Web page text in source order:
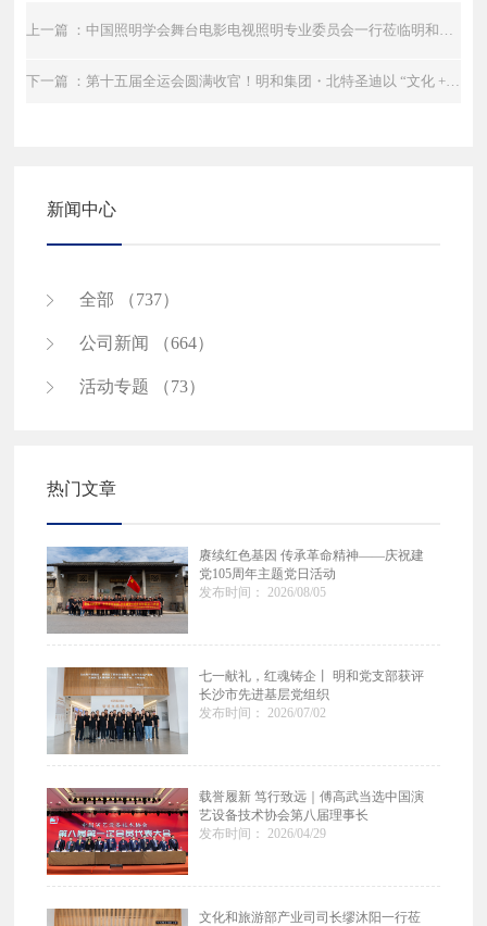
下一篇 ：第十五届全运会圆满收官！明和集团・北特圣迪以 “文化 + 科技” 硬核实力，绘就 “星辰大海” 传奇！
新闻中心
全部 （737）
公司新闻 （664）
活动专题 （73）
热门文章
赓续红色基因 传承革命精神——庆祝建
党105周年主题党日活动
发布时间： 2026/08/05
七一献礼，红魂铸企丨 明和党支部获评
长沙市先进基层党组织
发布时间： 2026/07/02
载誉履新 笃行致远｜傅高武当选中国演
艺设备技术协会第八届理事长
发布时间： 2026/04/29
文化和旅游部产业司司长缪沐阳一行莅